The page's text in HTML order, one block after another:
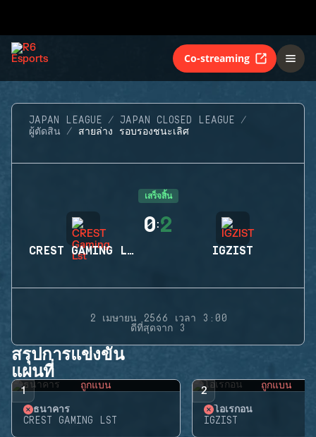
Co-streaming
JAPAN LEAGUE
JAPAN CLOSED LEAGUE
ผู้ตัดสิน
สายล่าง รอบรองชนะเลิศ
เสร็จสิ้น
CREST GAMING LST
0:2
IGZIST
2 เมษายน 2566 เวลา 3:00
ดีที่สุดจาก 3
สรุปการแข่งขัน
แผนที่
1 ถูกแบน
ธนาคาร
CREST GAMING LST
2 ถูกแบน
โอเรกอน
IGZIST